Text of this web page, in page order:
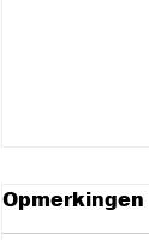
Opmerkingen